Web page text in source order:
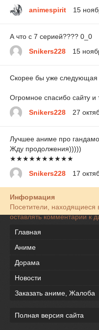
animespirit
15
А что с 7 серией???? 0_0
Snikers228
15
Скорее бы уже
Огромное спасибо сайту и
Snikers228
27
Лучшее аниме про
Жду продолжения)))))
★★★★★★★★★★
Snikers228
17
Информация
Посетители, находящиеся
оставлять комментарии к
Главная
Аниме
Дорама
Новости
Заказать аниме, Жалоба
Полная версия сайта